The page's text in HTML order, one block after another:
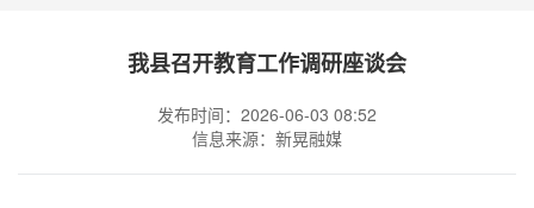
我县召开教育工作调研座谈会
发布时间：2026-06-03 08:52
信息来源：新晃融媒